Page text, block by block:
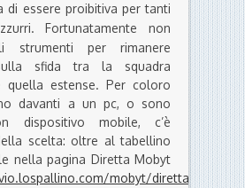
di essere proibitiva per tanti
Fortunatamente non
strumenti per rimanere
sfida tra la squadra
quella estense. Per coloro
davanti a un pc, o sono
dispositivo mobile, c’è
scelta: oltre al tabellino
nella pagina Diretta Mobyt
mobyt/diretta-